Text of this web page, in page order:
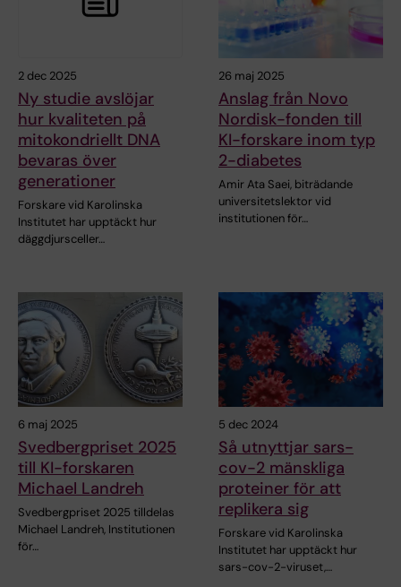
2 dec 2025
Ny studie avslöjar
hur kvaliteten på
mitokondriellt DNA
bevaras över
generationer
Forskare vid Karolinska
Institutet har upptäckt hur
däggdjursceller…
26 maj 2025
Anslag från Novo
Nordisk-fonden till
KI-forskare inom typ
2-diabetes
Amir Ata Saei, biträdande
universitetslektor vid
institutionen för…
6 maj 2025
Svedbergpriset 2025
till KI-forskaren
Michael Landreh
Svedbergpriset 2025 tilldelas
Michael Landreh, Institutionen
för…
5 dec 2024
Så utnyttjar sars-
cov-2 mänskliga
proteiner för att
replikera sig
Forskare vid Karolinska
Institutet har upptäckt hur
sars-cov-2-viruset,…